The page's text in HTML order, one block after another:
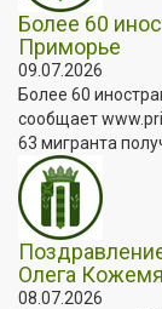
Более 60
Приморье
09.07.2026
Более 60
сообщает
63 мигранта
Олега
08.07.2026